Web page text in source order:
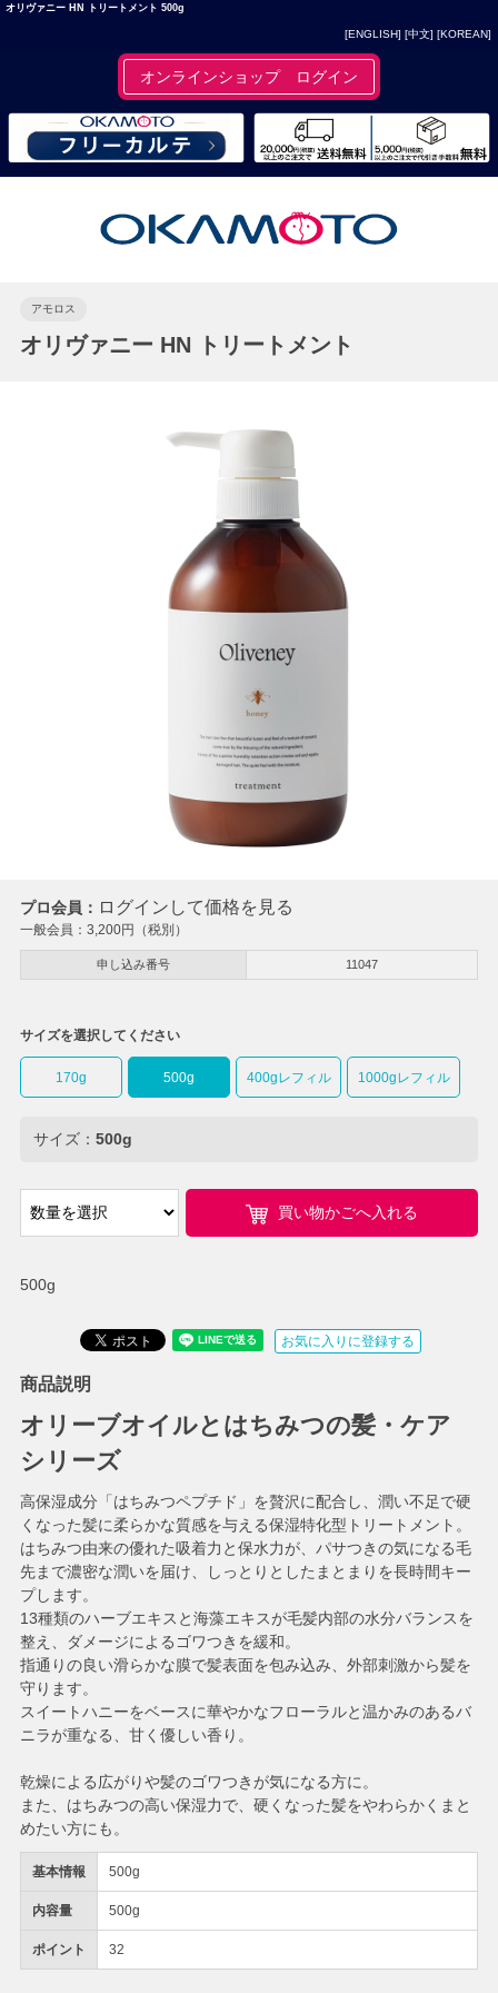
オリヴァニー HN トリートメント 500g
[ENGLISH] [中文] [KOREAN]
オンラインショップ ログイン
アモロス
オリヴァニー HN トリートメント
プロ会員： ログインして価格を見る
一般会員： 3,200円（税別）
申し込み番号 11047
500g
基本情報 500g
内容量 500g
ポイント 32
サイズを選択してください
170g 500g 400gレフィル 1000gレフィル
サイズ： 500g
買い物かごへ入れる
お気に入りに登録する
商品説明
オリーブオイルとはちみつの髪・ケア
シリーズ
高保湿成分「はちみつペプチド」を贅沢に配合し、潤い不足で硬
くなった髪に柔らかな質感を与える保湿特化型トリートメント。
はちみつ由来の優れた吸着力と保水力が、パサつきの気になる毛
先まで濃密な潤いを届け、しっとりとしたまとまりを長時間キー
プします。
13種類のハーブエキスと海藻エキスが毛髪内部の水分バランスを
整え、ダメージによるゴワつきを緩和。
指通りの良い滑らかな膜で髪表面を包み込み、外部刺激から髪を
守ります。
スイートハニーをベースに華やかなフローラルと温かみのあるバ
ニラが重なる、甘く優しい香り。
乾燥による広がりや髪のゴワつきが気になる方に。
また、はちみつの高い保湿力で、硬くなった髪をやわらかくまと
めたい方にも。